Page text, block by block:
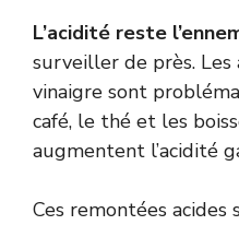
L’acidité reste
surveiller de près.
vinaigre sont
café, le thé et les
augmentent l’acidité
Ces remontées acides